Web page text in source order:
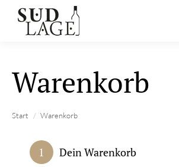
Warenkorb
Start Warenkorb
Dein Warenkorb
1